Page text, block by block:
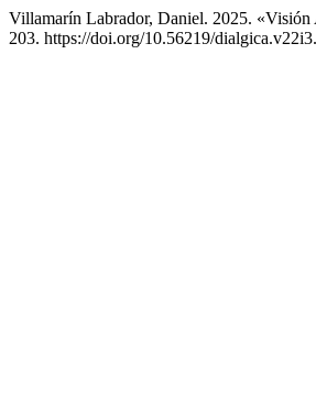
Villamarín Labrador, Daniel. 2025. «Visión
203. https://doi.org/10.56219/